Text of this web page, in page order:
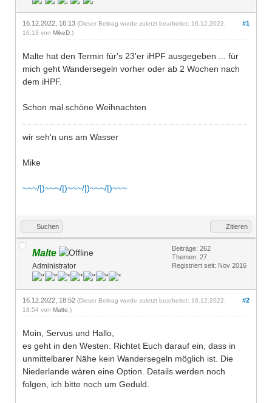
#1
16.12.2022, 16:13 (Dieser Beitrag wurde zuletzt bearbeitet: 16.12.2022,
16:13 von MikeD .)
Malte hat den Termin für's 23'er iHPF ausgegeben ... für
mich geht Wandersegeln vorher oder ab 2 Wochen nach
dem iHPF.
Schon mal schöne Weihnachten
wir seh'n uns am Wasser
Mike
~~~/|)~~~/|)~~~/|)~~~/|)~~~
Suchen Zitieren
Malte
Administrator
Beiträge: 262
Themen: 27
Registriert seit: Nov 2016
#2
16.12.2022, 18:52 (Dieser Beitrag wurde zuletzt bearbeitet: 16.12.2022,
18:54 von Malte .)
Moin, Servus und Hallo,
es geht in den Westen. Richtet Euch darauf ein, dass in
unmittelbarer Nähe kein Wandersegeln möglich ist. Die
Niederlande wären eine Option. Details werden noch
folgen, ich bitte noch um Geduld.